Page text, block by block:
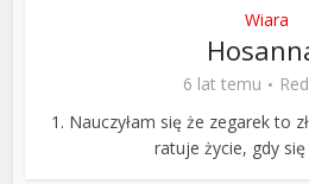
Wiara
6 lat temu
1. Nauczyłam się że zegarek to
ratuje życie, gdy